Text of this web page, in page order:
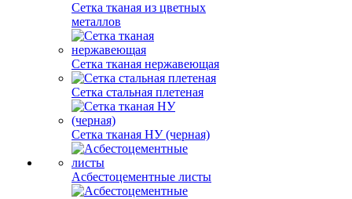
Сетка тканая из цветных
металлов
Сетка тканая нержавеющая
Сетка стальная плетеная
Сетка тканая НУ (черная)
Асбестоцементные листы